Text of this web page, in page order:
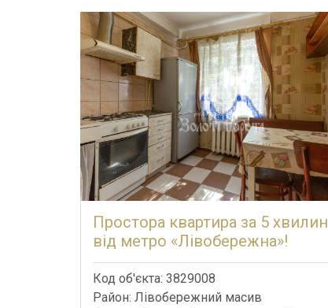
Простора квартира за 5 хвилин
від метро «Лівобережна»!
Код об'єкта: 3829008
Район: Лівобережний масив